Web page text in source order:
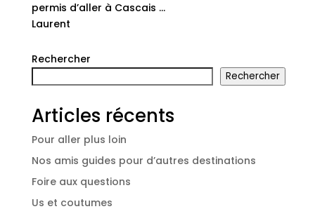
permis d’aller à Cascais …
Laurent
Rechercher
Rechercher
Articles récents
Pour aller plus loin
Nos amis guides pour d’autres destinations
Foire aux questions
Us et coutumes